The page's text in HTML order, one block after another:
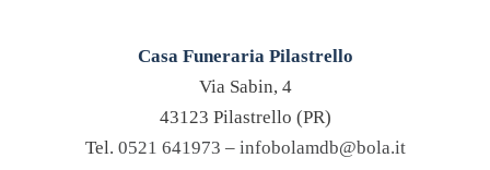
Casa Funeraria Pilastrello
Via Sabin, 4
43123 Pilastrello (PR)
Tel. 0521 641973 – infobolamdb@bola.it